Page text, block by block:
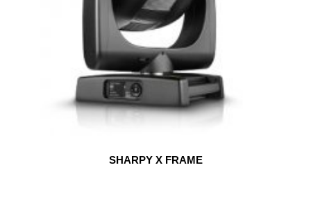
SHARPY X FRAME